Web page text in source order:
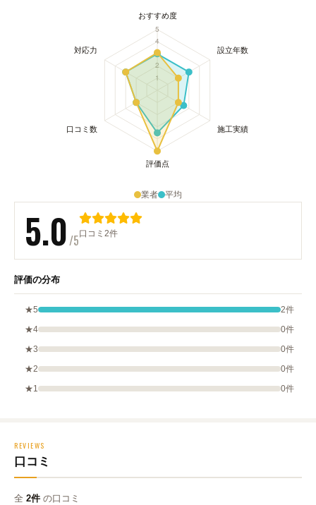
業者 平均
5.0/5口コミ2件
評価の分布
★5
2件
★4
0件
★3
0件
★2
0件
★1
0件
REVIEWS
口コミ
全 2件 の口コミ